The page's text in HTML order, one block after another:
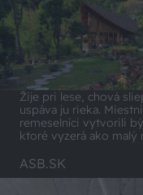
Žije pri lese, chová
uspáva ju rieka. Miestni
remeselníci vytvorili
ktoré vyzerá ako malý
ASB.SK